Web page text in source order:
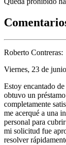
Roberto Contreras:
Viernes, 23 de
Estoy encantado
obtuvo un
completamente
me acerqué a una
personal para
mi solicitud fue
resolver